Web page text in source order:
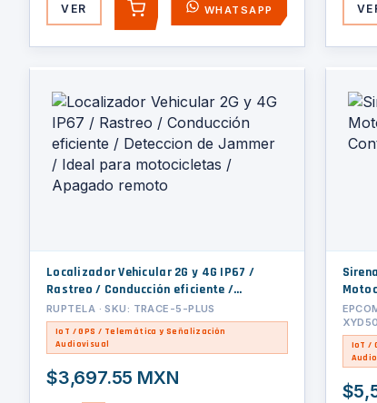
VER AGREGARWHATSAPP
Localizador Vehicular 2G y 4G IP67 /
Rastreo / Conducción eficiente /
Deteccion de Jammer / Ideal para
motocicletas / Apagado remoto
RUPTELA · SKU: TRACE-5-PLUS
IoT / GPS / Telemática y Señalización
Audiovisual
$3,697.55 MXN
XYD50
IoT /